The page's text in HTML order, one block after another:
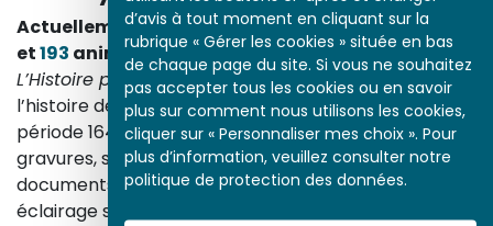
d’avis à tout moment en cliquant sur la
rubrique « Gérer les cookies » située en bas
de chaque page du site. Si vous ne souhaitez
pas accepter tous les cookies ou en savoir
plus sur comment nous utilisons les cookies,
cliquer sur « Personnaliser mes choix ». Pour
plus d’information, veuillez consulter notre
politique de protection des données.
Actuellement en ligne3153œuvres,1748études
et193 animations.
L’Histoire par l’imageexplore les événements de
l’histoire de France et les évolutions majeures de la
période 1643-1945. À travers des peintures, dessins,
gravures, sculptures, photographies, affiches,
documents d’archives, nos études proposent un
éclairage sur les réalités sociales, économiques,